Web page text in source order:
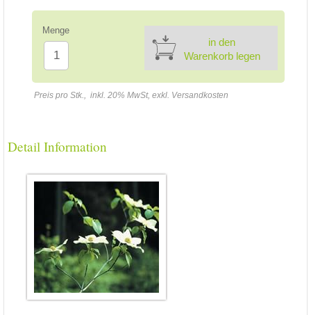
Menge
in den
Warenkorb legen
Preis pro Stk., inkl. 20% MwSt, exkl. Versandkosten
Detail Information